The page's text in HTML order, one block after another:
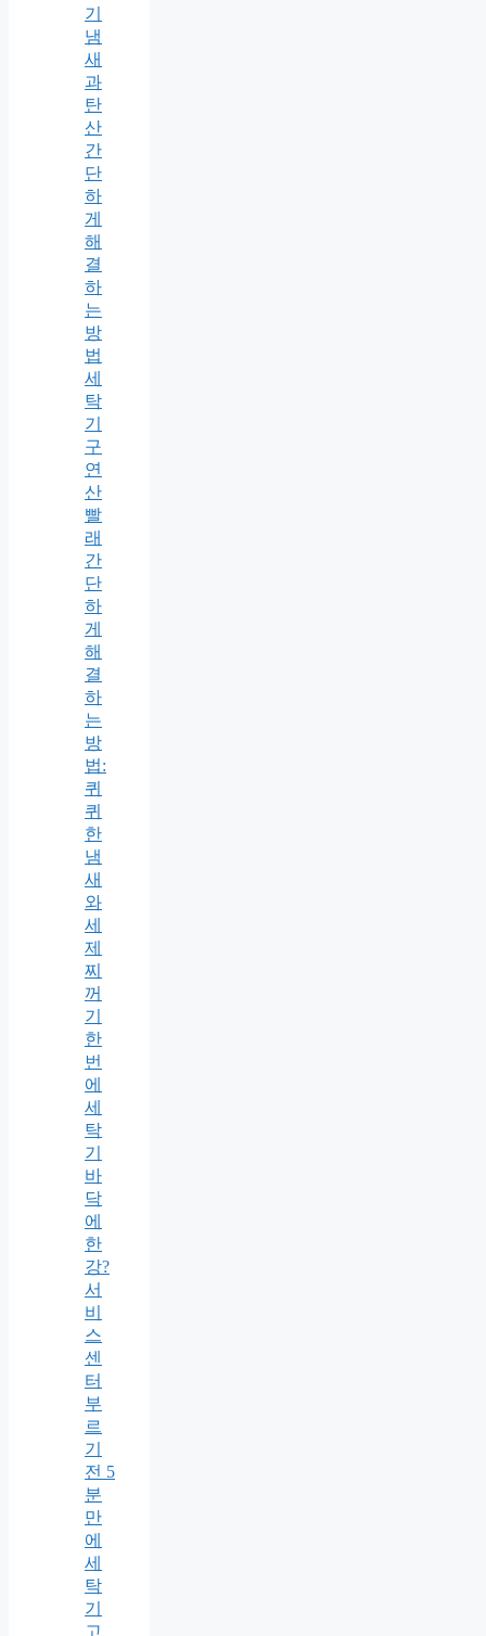
기
냄
새
과
탄
산
간
단
하
게
해
결
하
는
방
법
세
탁
기
구
연
산
빨
래
간
단
하
게
해
결
하
는
방
법:
퀴
퀴
한
냄
새
와
세
제
찌
꺼
기
한
번
에
세
탁
기
바
닥
에
한
강?
서
비
스
센
터
부
르
기
전 5
분
만
에
세
탁
기
고